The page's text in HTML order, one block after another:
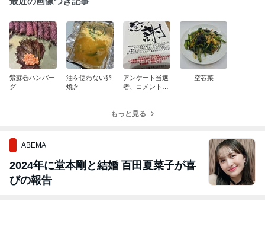
紫蘇巻ハンバー
グ
油を使わない卵
焼き
アンケート当選
者、コメント発
空芯菜
もっと見る
ABEMA
2024年に堂本剛と結婚 百田夏菜子が喜
びの報告